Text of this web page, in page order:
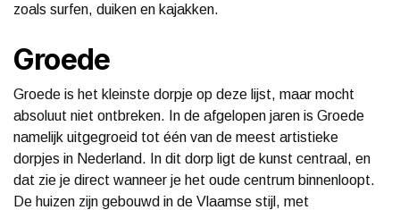
zoals surfen, duiken en kajakken.
Groede
Groede is het kleinste dorpje op deze lijst, maar mocht
absoluut niet ontbreken. In de afgelopen jaren is Groede
namelijk uitgegroeid tot één van de meest artistieke
dorpjes in Nederland. In dit dorp ligt de kunst centraal, en
dat zie je direct wanneer je het oude centrum binnenloopt.
De huizen zijn gebouwd in de Vlaamse stijl, met